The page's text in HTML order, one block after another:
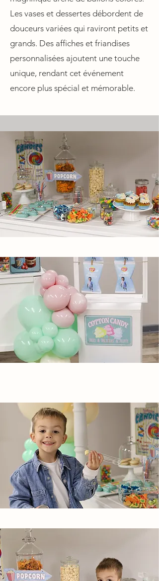
Les vases et dessertes débordent de
douceurs variées qui raviront petits et
grands. Des affiches et friandises
personnalisées ajoutent une touche
unique, rendant cet événement
encore plus spécial et mémorable.